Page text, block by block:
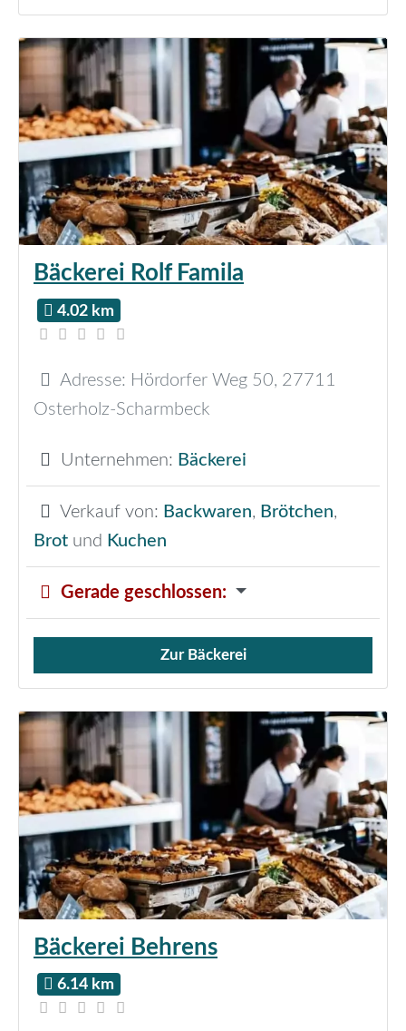
Bäckerei Rolf Famila
4.02 km
Adresse: Hördorfer Weg 50, 27711
Osterholz-Scharmbeck
Unternehmen: Bäckerei
Verkauf von: Backwaren, Brötchen,
Brot und Kuchen
Gerade geschlossen:
Verkauf von Brötchen,
Zur Bäckerei
Bäckerei Behrens
6.14 km